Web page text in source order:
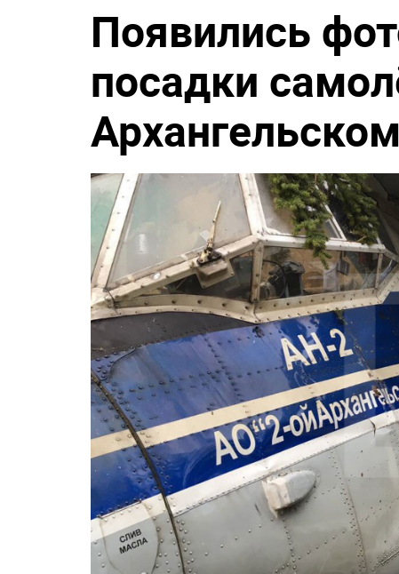
Появились
посадки
Архангельском